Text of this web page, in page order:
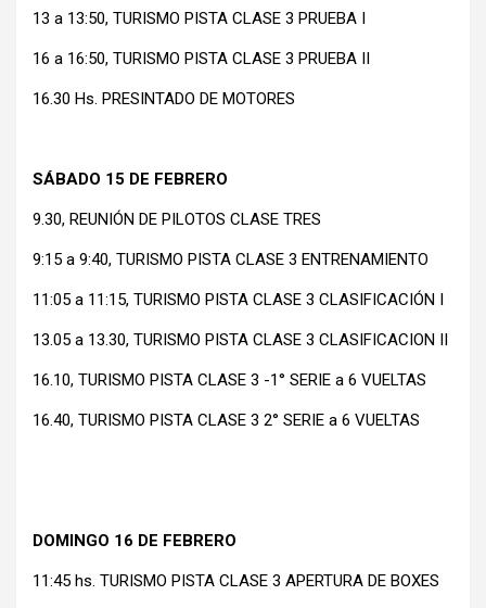
13 a 13:50, TURISMO PISTA CLASE 3 PRUEBA I
16 a 16:50, TURISMO PISTA CLASE 3 PRUEBA II
16.30 Hs. PRESINTADO DE MOTORES
SÁBADO 15 DE FEBRERO
9.30, REUNIÓN DE PILOTOS CLASE TRES
9:15 a 9:40, TURISMO PISTA CLASE 3 ENTRENAMIENTO
11:05 a 11:15, TURISMO PISTA CLASE 3 CLASIFICACIÓN I
13.05 a 13.30, TURISMO PISTA CLASE 3 CLASIFICACION II
16.10, TURISMO PISTA CLASE 3 -1° SERIE a 6 VUELTAS
16.40, TURISMO PISTA CLASE 3 2° SERIE a 6 VUELTAS
DOMINGO 16 DE FEBRERO
11:45 hs. TURISMO PISTA CLASE 3 APERTURA DE BOXES